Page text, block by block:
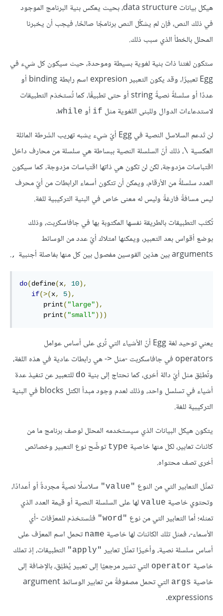
هيكل بيانات data structure، بحيث يعكس بنية البرنامج الموجود
في ذلك النص، فإن لم يشكِّل النص برنامجًا صالحًا، فيجب أن يخبرنا
المحلل بالخطأ الذي سبب ذلك.
ستكون لغتنا ذات بنية لغوية بسيطة وموحدة، حيث سيكون كل شيء في
Egg تعبيرًا، وقد يكون التعبير expresion اسم رابطة binding أو
عددًا أو سلسلةً نصيةً string أو حتى تطبيقًا، كما تُستخدَم التطبيقات
لاستدعاءات الدوال وللبنى اللغوية مثل if أو while
.
لن تَدعم السلاسل النصية في Egg أيّ شيء يشبه تهريب الشَرطة المائلة
العكسية \، ذلك أنّ السلسلة النصية ببساطة هي سلسلة من محارف داخل
اقتباسات مزدوجة، لكن لن تكون هي ذاتها اقتباسات مزدوجة، كما سيكون
العدد سلسلةً من الأرقام، ويمكن أن تتكون أسماء الرابطات من أيّ محرف
ليس مسافةً فارغةً وليس له معنى خاص في البنية التركيبية للغة.
تُكتَب التطبيقات بالطريقة نفسها المكتوبة بها في جافاسكربت، وذلك
بوضع أقواس بعد التعبير، ويمكنها امتلاك أيّ عدد من الوسائط
arguments بين هذين القوسين مفصول بين كل منها بفاصلة أجنبية
,
.
do(define(x, 10),
if(>(x, 5),
      print
( "large"),
      print
( "small")))
يعني توحيد لغة Egg أنّ الأشياء التي تُرى على أساس عوامل
operators في جافاسكربت -مثل
‎>‎- هي رابطات عادية في هذه اللغة،
وتُطبَّق مثل أيّ دالة أخرى، كما نحتاج إلى بنية do للتعبير عن تنفيذ عدة
أشياء في تسلسل واحد، وذلك لعدم وجود مبدأ الكتل blocks في البنية
التركيبية للغة.
يتكون هيكل البيانات الذي سيستخدمه المحلل لوصف برنامج ما من
كائنات تعابير، لكل منها خاصية type توضِّح نوع التعبير وخصائص
أخرى تصف محتواه.
تمثِّل التعابير التي من النوع "value"
سلاسلًا نصيةً مجردةً أو أعدادًا،
وتحتوي خاصية value لها على السلسلة النصية أو قيمة العدد الذي
تمثله؛ أما التعابير التي من نوع "word"
فتُستخدَم للمعرِّفات -أي
الأسماء-، فمثل تلك الكائنات لها خاصية name تحمل اسم المعرِّف على
أساس سلسلة نصية، وأخيرًا تمثِّل تعابير "apply"
التطبيقات، إذ تملك
خاصية operator التي تشير مرجعيًا إلى تعبير يُطَبَّق، بالإضافة إلى
خاصية args
التي تحمل مصفوفةً من تعابير الوسائط argument
expressions.